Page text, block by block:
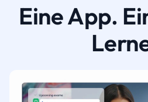
Eine App.